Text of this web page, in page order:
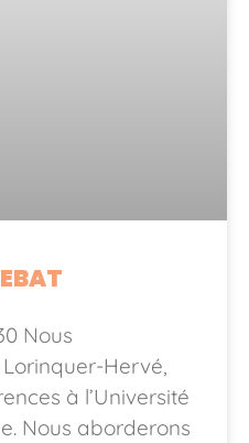
Nous
Hervé,
à l’Université
Nous aborderons